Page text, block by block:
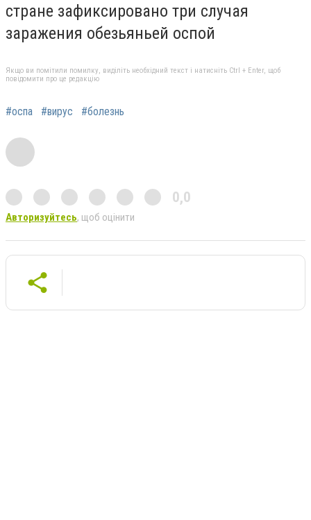
стране зафиксировано три случая
заражения обезьяньей оспой
Якщо ви помітили помилку, виділіть необхідний текст і натисніть Ctrl + Enter, щоб
повідомити про це редакцію
#оспа #вирус #болезнь
0,0
Авторизуйтесь, щоб оцінити